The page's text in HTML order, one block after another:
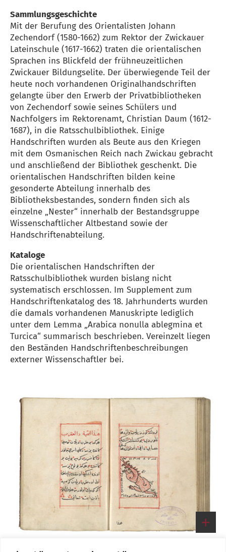
Sammlungsgeschichte
Mit der Berufung des Orientalisten Johann
Zechendorf (1580-1662) zum Rektor der Zwickauer
Lateinschule (1617-1662) traten die orientalischen
Sprachen ins Blickfeld der frühneuzeitlichen
Zwickauer Bildungselite. Der überwiegende Teil der
heute noch vorhandenen Originalhandschriften
gelangte über den Erwerb der Privatbibliotheken
von Zechendorf sowie seines Schülers und
Nachfolgers im Rektorenamt, Christian Daum (1612-
1687), in die Ratsschulbibliothek. Einige
Handschriften wurden als Beute aus den Kriegen
mit dem Osmanischen Reich nach Zwickau gebracht
und anschließend der Bibliothek geschenkt. Die
orientalischen Handschriften bilden keine
gesonderte Abteilung innerhalb des
Bibliotheksbestandes, sondern finden sich als
einzelne „Nester“ innerhalb der Bestandsgruppe
Wissenschaftlicher Altbestand sowie der
Handschriftenabteilung.
Kataloge
Die orientalischen Handschriften der
Ratsschulbibliothek wurden bislang nicht
systematisch erschlossen. Im Supplement zum
Handschriftenkatalog des 18. Jahrhunderts wurden
die damals vorhandenen Manuskripte lediglich
unter dem Lemma „Arabica nonulla ablegmina et
Turcica“ summarisch beschrieben. Vereinzelt liegen
den Beständen Handschriftenbeschreibungen
externer Wissenschaftler bei.